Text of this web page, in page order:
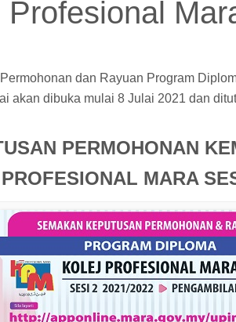
dan Rayuan Program
akan dibuka mulai 8 Julai 2021 dan
PERMOHONAN
MARA